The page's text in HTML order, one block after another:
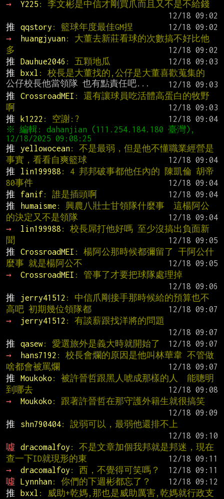
→ Y225 : 李文彬是中信才剛買爪而且又不是不給錢
推
qqstory : 籃球年度最佳GM捏
→
huangjyuan: 大董去新莊看球的次數搞不好比他
多
推
Dauhue2046 : 五顆地瓜
推
bxxl : 校長是大董找的,公仔是大董喜歡蒐集的
推
CrossroadMEI : 還有讓球員吃活體高蛋白的牧野
啊
推
k1222 : 空謝:?
※ 編輯: dahanjian (111.254.184.180 臺灣),
推
yellowocean: 不是最弱，但是他不懂職業經營是
事實，看看自爽籃球
推
lin199988 : 4 邦邦破事都他任內的 陳凱倫 胡帝
80事件
推
fanif: 誰是插頭啊
推
humaisme : 興農八壯士甘領隊什麼事  這楊阿公
的決定又不是領隊
→
lin199988 : 校長屌打他好嗎 至少沒搞出負面新
聞
推
CrossroadMEI : 楊阿公那時候都彌留了 干阿公什
麼事 就是楊阿公不
→
CrossroadMEI : 管事了才要把球隊處理掉
推
jerry41512 : 中信爪剛接手那時候給的預算也不
高吧 初期幾位領隊都
→
jerry41512 : 有談薪跟找洋將的問題
推
qasew: 愛選旅外是義大時就開始了
→
hans7192 : 校長會爛的原因是他叫林華韋 不管做
啥都會被罵爛
推
Moukoko : 被許晉哲跟黑人唬成那樣的人  能聰明
到哪去
→
Moukoko : 跟著許晉哲在那守護外籍生就很搞笑
推
shn790404: 說弱可以，最弱他還排不上
噓
dracomalfoy : 不是文章加個我邦就是邦迷，現在
查一下ID就現形的東
→
dracomalfoy : 西，不覺得可笑嗎？
噓
Lynnhan: 你們的下週彬都忘了？
推
bxxl : 威助+乾媽,那也是威助厲害,乾媽就行政支